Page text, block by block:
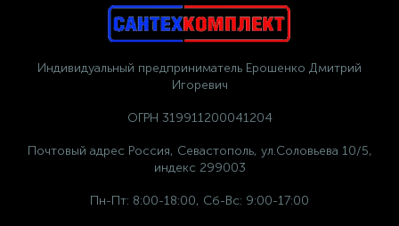
Индивидуальный предприниматель Ерошенко Дмитрий
Игоревич
ОГРН 319911200041204
Почтовый адрес Россия, Севастополь, ул.Соловьева 10/5,
индекс 299003
Пн-Пт: 8:00-18:00, Сб-Вс: 9:00-17:00